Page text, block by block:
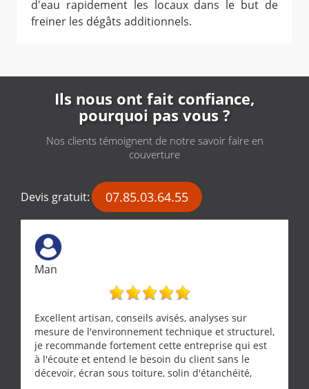
d'eau rapidement les locaux dans le but de
freiner les dégâts additionnels.
Ils nous ont fait confiance,
pourquoi pas vous ?
Nos clients témoignent de notre savoir faire en
couverture
Devis gratuit: 07.85.03.64.55
Man
Excellent artisan, conseils avisés, analyses sur
mesure de l'environnement technique et structurel,
je recommande fortement cette entreprise qui est
à l'écoute et entend le besoin du client sans le
décevoir, écran sous toiture, solin d'étanchéité,